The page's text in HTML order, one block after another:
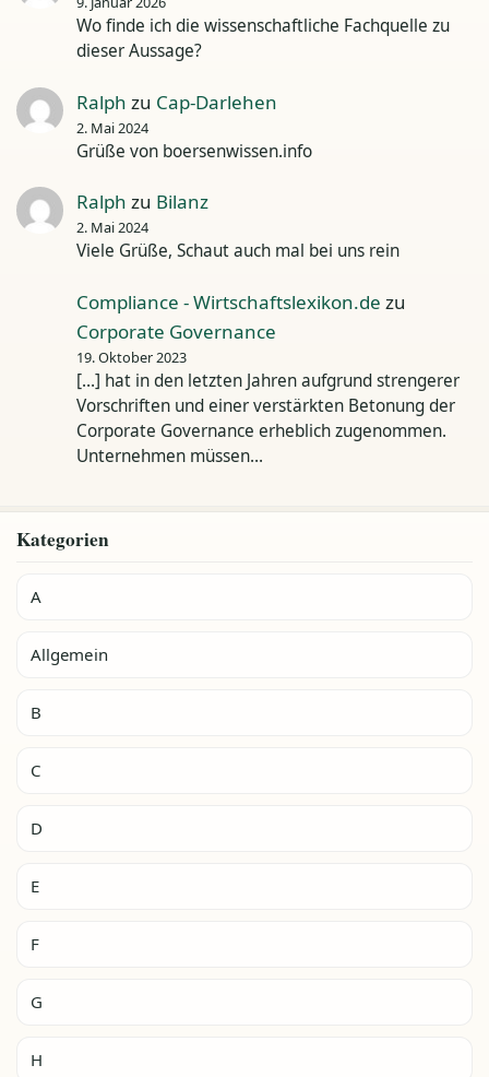
Wo finde ich die wissenschaftliche Fachquelle zu
dieser Aussage?
Ralph zu Cap-Darlehen
2. Mai 2024
Grüße von boersenwissen.info
Ralph zu Bilanz
2. Mai 2024
Viele Grüße, Schaut auch mal bei uns rein
Compliance - Wirtschaftslexikon.de zu
Corporate Governance
19. Oktober 2023
[…] hat in den letzten Jahren aufgrund strengerer
Vorschriften und einer verstärkten Betonung der
Corporate Governance erheblich zugenommen.
Unternehmen müssen…
Kategorien
A
Allgemein
B
C
D
E
F
G
H